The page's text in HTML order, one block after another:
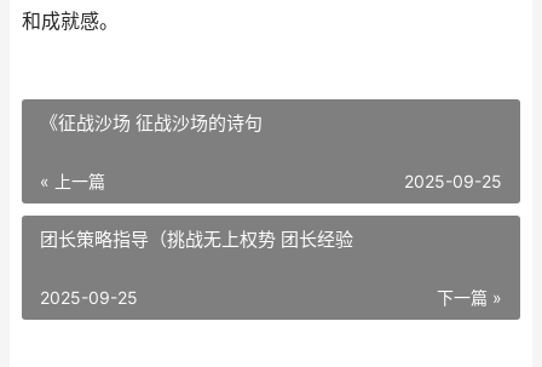
和成就感。
《征战沙场 征战沙场的诗句
« 上一篇 2025-09-25
团长策略指导（挑战无上权势 团长经验
下一篇 »
2025-09-25